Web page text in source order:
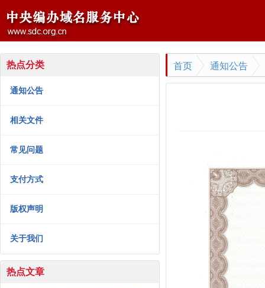
热点分类
通知公告
相关文件
常见问题
支付方式
版权声明
关于我们
热点文章
首页 通知公告